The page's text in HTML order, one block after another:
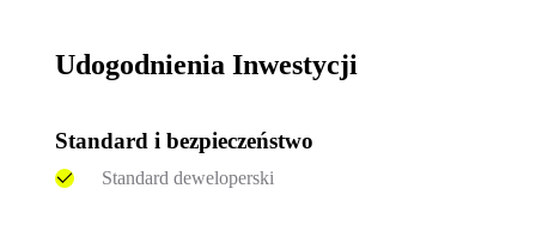
Udogodnienia Inwestycji
Standard i bezpieczeństwo
Standard deweloperski